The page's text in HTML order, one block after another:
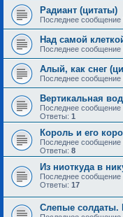
Радиант (цитаты)
Последнее сообщение
Над самой
Последнее сообщение
Алый, как снег
Последнее сообщение
Вертикальная
Последнее сообщение
Ответы: 1
Король и его
Последнее сообщение
Ответы: 8
Из ниоткуда в
Последнее сообщение
Ответы: 17
Слепые солдаты.